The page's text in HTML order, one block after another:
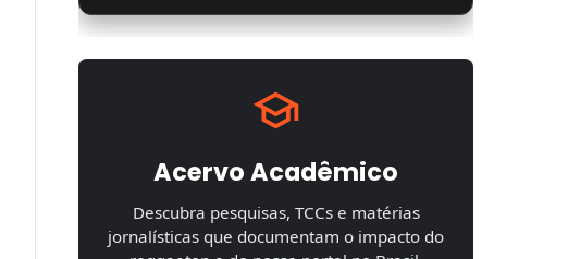
Acervo Acadêmico
Descubra pesquisas, TCCs e matérias
jornalísticas que documentam o impacto do